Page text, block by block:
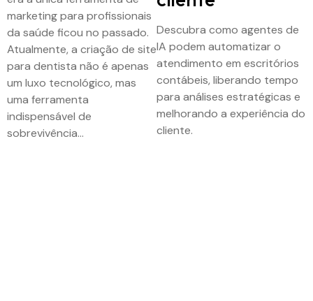
marketing para profissionais
da saúde ficou no passado.
Atualmente, a criação de site
para dentista não é apenas
um luxo tecnológico, mas
uma ferramenta
indispensável de
sobrevivência…
Descubra como agentes de
IA podem automatizar o
atendimento em escritórios
contábeis, liberando tempo
para análises estratégicas e
melhorando a experiência do
cliente.